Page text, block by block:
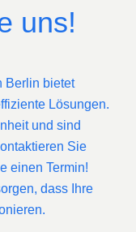
uns!
Berlin bietet
Lösungen.
und sind
Sie
einen Termin!
dass Ihre